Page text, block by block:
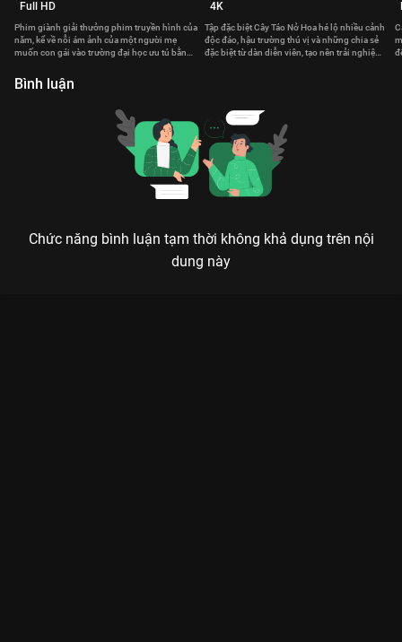
Full HD
Phim giành giải thưởng phim truyền hình của
năm, kể về nỗi ám ảnh của một người mẹ
muốn con gái vào trường đại học ưu tú bằng
4K
Tập đặc biệt Cây Táo Nở Hoa hé lộ nhiều cảnh
độc đáo, hậu trường thú vị và những chia sẻ
đặc biệt từ dàn diễn viên, tạo nên trải nghiệm
Bình luận
Chức năng bình luận tạm thời không khả dụng trên nội
dung này